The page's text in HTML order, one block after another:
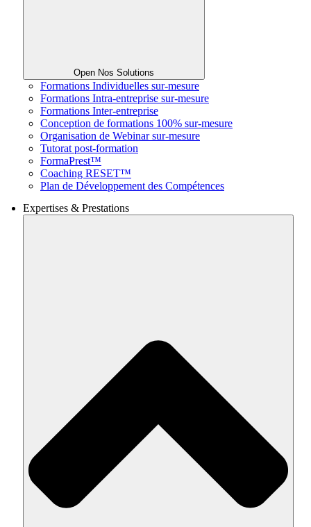
Open Nos Solutions
Formations Individuelles sur-mesure
Formations Intra-entreprise sur-mesure
Formations Inter-entreprise
Conception de formations 100% sur-mesure
Organisation de Webinar sur-mesure
Tutorat post-formation
FormaPrest™
Coaching RESET™
Plan de Développement des Compétences
Expertises & Prestations